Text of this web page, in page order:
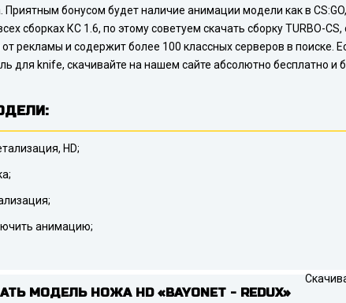
бонусом будет наличие анимации модели как в
сборках КС 1.6, по этому советуем скачать сборку TURBO-CS,
рекламы и содержит более 100 классных серверов в поиске.
для knife, скачивайте на нашем сайте абсолютно бесплатно и
HD;
анимацию;
МОДЕЛЬ НОЖА HD «BAYONET - REDUX»